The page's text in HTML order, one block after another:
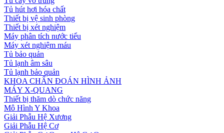
Tủ hút hơi hóa chất
Thiết bị vệ sinh phòng
Thiết bị xét nghiệm
Máy phân tích nước tiểu
Máy xét nghiệm máu
Tủ bảo quản
Tủ lạnh âm sâu
Tủ lạnh bảo quản
KHOA CHẨN ĐOÁN HÌNH ẢNH
MÁY X-QUANG
Thiết bị thăm dò chức năng
Mô Hình Y Khoa
Giải Phẫu Hệ Xương
Giải Phẫu Hệ Cơ